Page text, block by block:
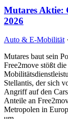
Mutares Aktie:
2026
Auto & E-Mobilität ·
Mutares baut sein
Free2move stößt
Stellantis, der sich
Angriff auf den
Anteile an
Metropolen in